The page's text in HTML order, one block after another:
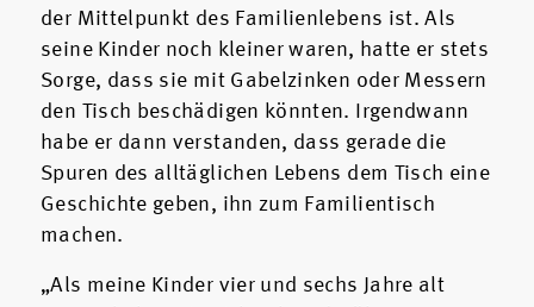
der Mittelpunkt des Familienlebens ist. Als
seine Kinder noch kleiner waren, hatte er stets
Sorge, dass sie mit Gabelzinken oder Messern
den Tisch beschädigen könnten. Irgendwann
habe er dann verstanden, dass gerade die
Spuren des alltäglichen Lebens dem Tisch eine
Geschichte geben, ihn zum Familientisch
machen.
„Als meine Kinder vier und sechs Jahre alt